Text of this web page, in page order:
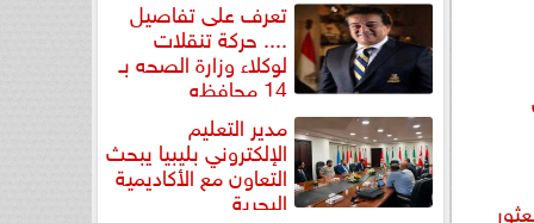
تعرف على تفاصيل
.... حركة تنقلات
لوكلاء وزارة الصحه بـ
14 محافظه
مدير التعليم
الإلكتروني بليبيا يبحث
التعاون مع الأكاديمية
البحرية